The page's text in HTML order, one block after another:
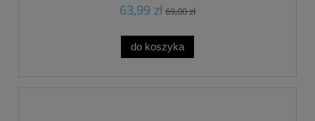
63,99 zł69,00 zł
do koszyka